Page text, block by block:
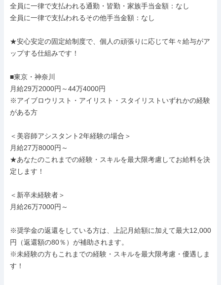
全員に一律で支払われる通勤・皆勤・家族手当金額：なし
全員に一律で支払われるその他手当金額：なし
★安心安定の固定給制度で、個人の頑張りに応じて年々給与がア
ップする仕組みです！
■東京・神奈川
月給29万2000円～44万4000円
※アイブロウリスト・アイリスト・スタイリストいずれかの経験
がある方
＜美容師アシスタント2年経験の場合＞
月給27万8000円～
★あなたのこれまでの経験・スキルを最大限考慮してお給料を決
定します！
＜新卒未経験者＞
月給26万7000円～
※奨学金の返還をしている方は、上記月給額に加えて最大12,000
円（返還額の80％）が補助されます。
※未経験の方もこれまでの経験・スキルを最大限考慮・優遇しま
す！